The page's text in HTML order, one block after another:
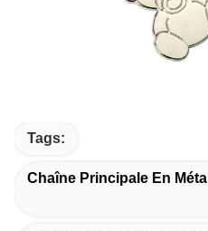
Tags:
Chaîne Principale En